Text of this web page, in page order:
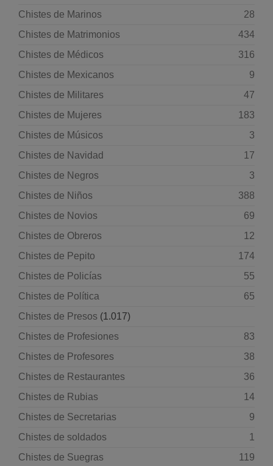
Chistes de Marinos
28
Chistes de Matrimonios
434
Chistes de Médicos
316
Chistes de Mexicanos
9
Chistes de Militares
47
Chistes de Mujeres
183
Chistes de Músicos
3
Chistes de Navidad
17
Chistes de Negros
3
Chistes de Niños
388
Chistes de Novios
69
Chistes de Obreros
12
Chistes de Pepito
174
Chistes de Policías
55
Chistes de Política
65
Chistes de Presos (1.017)
Chistes de Profesiones
83
Chistes de Profesores
38
Chistes de Restaurantes
36
Chistes de Rubias
14
Chistes de Secretarias
9
Chistes de soldados
1
Chistes de Suegras
119